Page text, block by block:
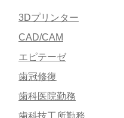
3Dプリンター
CAD/CAM
エピテーゼ
歯冠修復
歯科医院勤務
歯科技工所勤務